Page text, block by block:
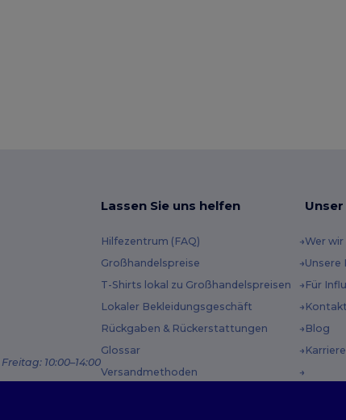
10:00–14:00
Lassen Sie uns helfen
Hilfezentrum (FAQ)
Großhandelspreise
T-Shirts lokal zu Großhandelspreisen
Lokaler Bekleidungsgeschäft
Rückgaben & Rückerstattungen
Glossar
Versandmethoden
Wer wir
Unsere
Für
Blog